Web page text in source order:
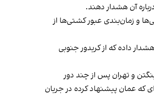
آن هشدار دهند.
و زمان‌بندی عبور کشتی‌ها از
داده که از کریدور جنوبی
و تهران پس از چند دور
که عمان پیشنهاد کرده در جریان